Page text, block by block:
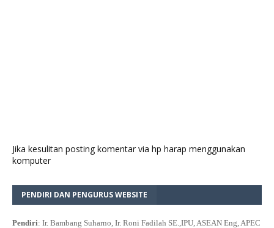
Jika kesulitan posting komentar via hp harap menggunakan
komputer
PENDIRI DAN PENGURUS WEBSITE
Pendiri: Ir. Bambang Suharno, Ir. Roni Fadilah SE.,IPU, ASEAN Eng, APEC